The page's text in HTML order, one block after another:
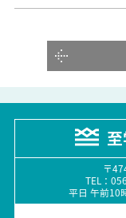
〒
TEL：
平日 午前10